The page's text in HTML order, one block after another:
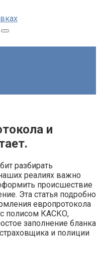
и
разбирать
реалиях важно
происшествие
Эта статья подробно
европротокола
полисом КАСКО,
заполнение бланка
и полиции